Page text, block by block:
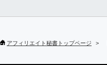
アフィリエイト秘書トップページ